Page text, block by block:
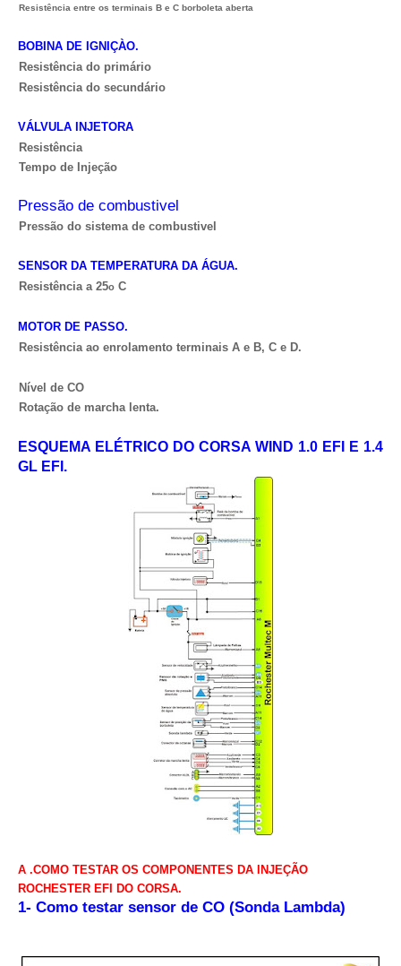
Resistência entre os terminais B e C borboleta aberta
BOBINA DE IGNIÇÀO.
Resistência do primário
Resistência do secundário
VÁLVULA INJETORA
Resistência
Tempo de Injeção
Pressão de combustivel
Pressão do sistema de combustivel
SENSOR DA TEMPERATURA DA ÁGUA.
Resistência a 25o C
MOTOR DE PASSO.
Resistência ao enrolamento terminais A e B, C e D.
Nível de CO
Rotação de marcha lenta.
ESQUEMA ELÉTRICO DO CORSA WIND 1.0 EFI E 1.4
GL EFI.
A .COMO TESTAR OS COMPONENTES DA INJEÇÃO
ROCHESTER EFI DO CORSA.
1- Como testar sensor de CO (Sonda Lambda)